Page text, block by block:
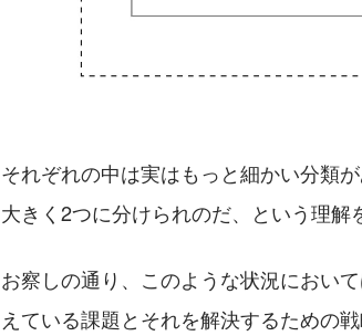
それぞれの中は実はもっと細かい分類
大きく2つに分けられのだ、という理解
お察しの通り、このような状況におい
えている課題とそれを解決するための